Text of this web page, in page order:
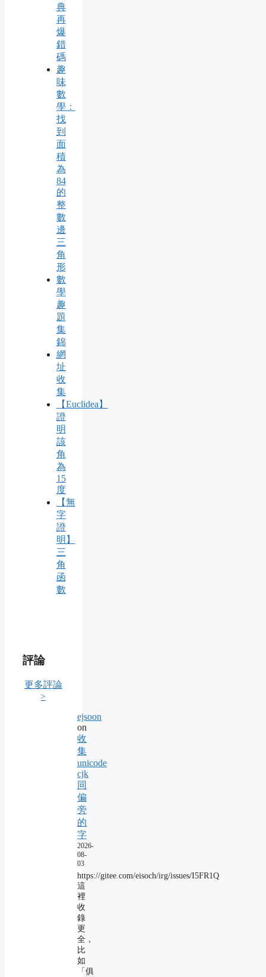
典
再
爆
錯
碼
趣
味
數
學：
找
到
面
積
為
84
的
整
數
邊
三
角
形
數
學
趣
題
集
錦
網
址
收
集
【Euclidea】
證
明
該
角
為
15
度
【無
字
證
明】
三
角
函
數
評論
更多評論
>
ejsoon
on
收
集
unicode
cjk
同
偏
旁
的
字
2026-
08-
03
https://gitee.com/eisoch/irg/issues/I5FR1Q
這
裡
收
錄
更
全，
比
如
「俱